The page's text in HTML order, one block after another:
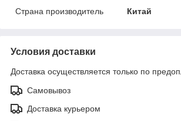
Страна производитель
Китай
Условия доставки
Доставка осуществляется только по
Самовывоз
Доставка курьером